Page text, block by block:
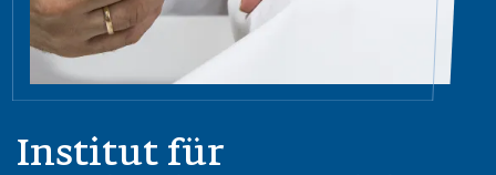
Institut für